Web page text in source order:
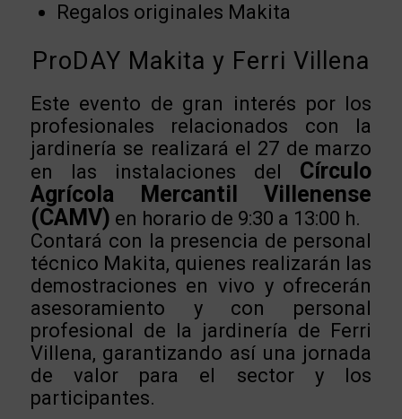
Regalos originales Makita
ProDAY Makita y Ferri Villena
Este evento de gran interés por los
profesionales relacionados con la
jardinería se realizará el 27 de marzo
en las instalaciones del Círculo
Agrícola Mercantil Villenense
(CAMV) en horario de 9:30 a 13:00 h.
Contará con la presencia de personal
técnico Makita, quienes realizarán las
demostraciones en vivo y ofrecerán
asesoramiento y con personal
profesional de la jardinería de Ferri
Villena, garantizando así una jornada
de valor para el sector y los
participantes.